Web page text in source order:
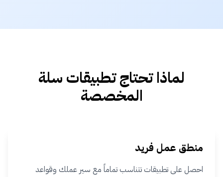
لماذا تحتاج تطبيقات سلة
المخصصة
منطق عمل فريد
احصل على تطبيقات تتناسب تماماً مع سير عملك وقواعد